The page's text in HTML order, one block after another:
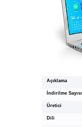
Açıklama
İndirilme Sayısı
Üretici
Dili